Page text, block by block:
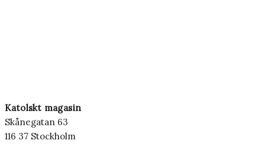
Katolskt magasin
Skånegatan 63
116 37 Stockholm